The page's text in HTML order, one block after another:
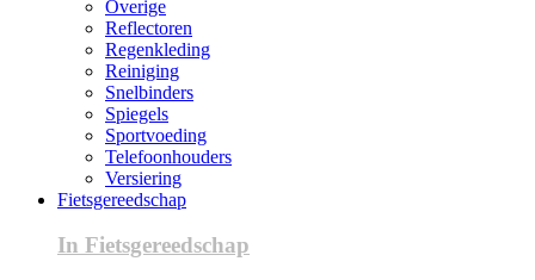
Overige
Reflectoren
Regenkleding
Reiniging
Snelbinders
Spiegels
Sportvoeding
Telefoonhouders
Versiering
Fietsgereedschap
In Fietsgereedschap